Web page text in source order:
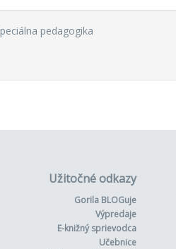
pedagogika
Užitočné odkazy
Gorila BLOGuje
Výpredaje
E-knižný sprievodca
Učebnice